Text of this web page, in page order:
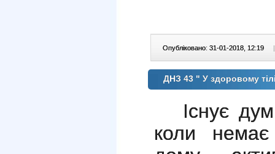
Опубліковано: 31-01-2018, 12:19
ДНЗ 43 " У здоровому
Існує
коли